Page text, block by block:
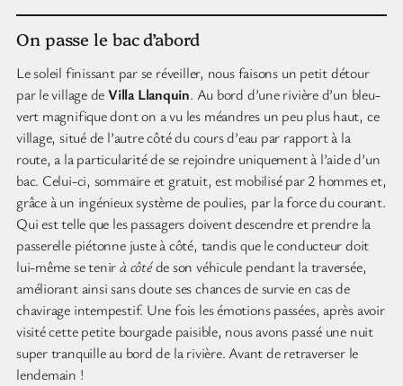
On passe le bac d’abord
Le soleil finissant par se réveiller, nous faisons un petit détour
par le village deVilla Llanquin. Au bord d’une rivière d’un bleu-
vert magnifique dont on a vu les méandres un peu plus haut, ce
village, situé de l’autre côté du cours d’eau par rapport à la
route, a la particularité de se rejoindre uniquement à l’aide d’un
bac. Celui-ci, sommaire et gratuit, est mobilisé par 2 hommes et,
grâce à un ingénieux système de poulies, par la force du courant.
Qui est telle que les passagers doivent descendre et prendre la
passerelle piétonne juste à côté, tandis que le conducteur doit
lui-même se tenirà côtéde son véhicule pendant la traversée,
améliorant ainsi sans doute ses chances de survie en cas de
chavirage intempestif. Une fois les émotions passées, après avoir
visité cette petite bourgade paisible, nous avons passé une nuit
super tranquille au bord de la rivière. Avant de retraverser le
lendemain !